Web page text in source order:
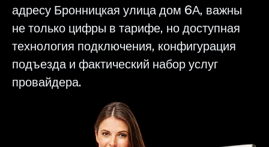
адресу Бронницкая улица дом 6А, важны
не только цифры в тарифе, но доступная
технология подключения, конфигурация
подъезда и фактический набор услуг
провайдера.